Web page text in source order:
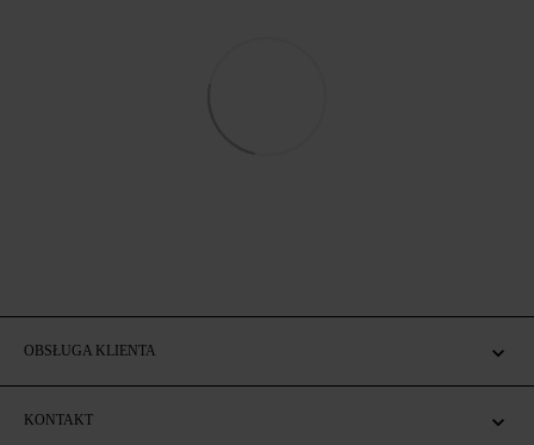
OBSŁUGA KLIENTA
KONTAKT